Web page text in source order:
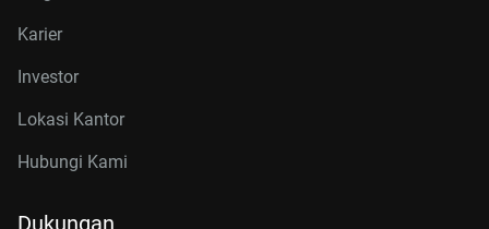
Karier
Investor
Lokasi Kantor
Hubungi Kami
Dukungan